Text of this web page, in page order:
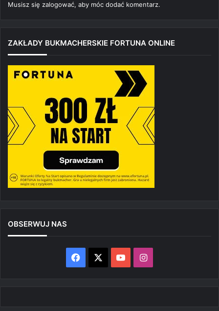
Musisz się zalogować, aby móc dodać komentarz.
ZAKŁADY BUKMACHERSKIE FORTUNA ONLINE
OBSERWUJ NAS
Facebook YouTubeInstagram